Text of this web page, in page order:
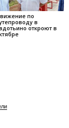
по
в
откроют в